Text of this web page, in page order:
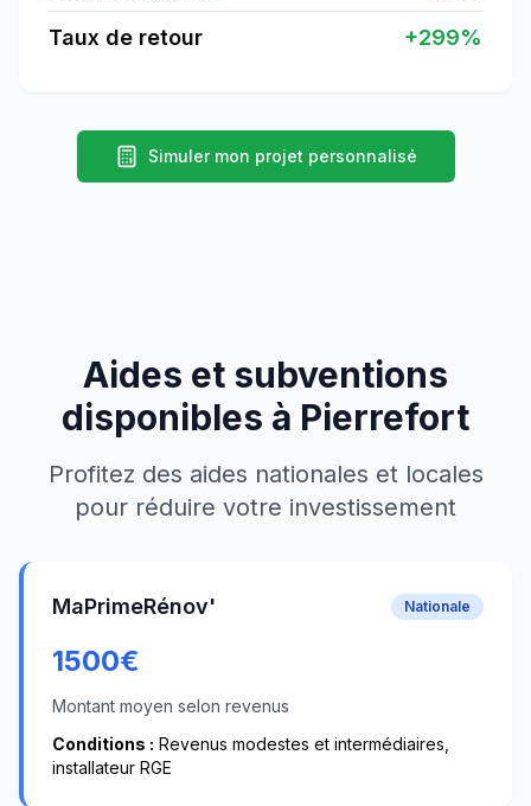
Taux de retour +299%
Simuler mon projet personnalisé
Aides et subventions
disponibles à Pierrefort
Profitez des aides nationales et locales
pour réduire votre investissement
MaPrimeRénov' Nationale
1500€
Montant moyen selon revenus
Conditions : Revenus modestes et intermédiaires,
installateur RGE